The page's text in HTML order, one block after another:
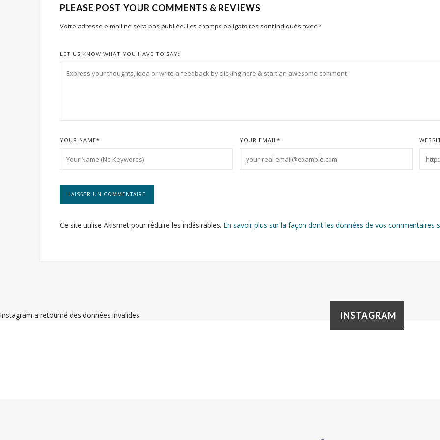
PLEASE POST YOUR COMMENTS & REVIEWS
Votre adresse e-mail ne sera pas publiée. Les champs obligatoires sont indiqués avec*
LET US KNOW WHAT YOU HAVE TO SAY:
YOUR NAME* YOUR EMAIL*
Ce site utilise Akismet pour réduire les indésirables. En savoir plus sur la façon dont les données de vos commentaires
INSTAGRAM
Instagram a retourné des données invalides.